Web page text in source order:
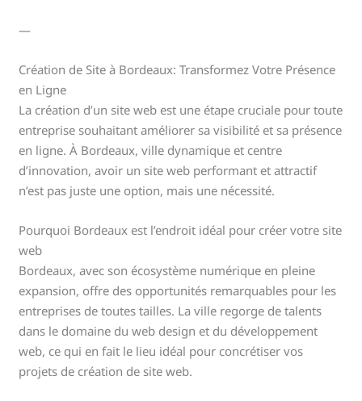
—
Création de Site à Bordeaux: Transformez Votre Présence
en Ligne
La création d’un site web est une étape cruciale pour toute
entreprise souhaitant améliorer sa visibilité et sa présence
en ligne. À Bordeaux, ville dynamique et centre
d’innovation, avoir un site web performant et attractif
n’est pas juste une option, mais une nécessité.
Pourquoi Bordeaux est l’endroit idéal pour créer votre site
web
Bordeaux, avec son écosystème numérique en pleine
expansion, offre des opportunités remarquables pour les
entreprises de toutes tailles. La ville regorge de talents
dans le domaine du web design et du développement
web, ce qui en fait le lieu idéal pour concrétiser vos
projets de création de site web.